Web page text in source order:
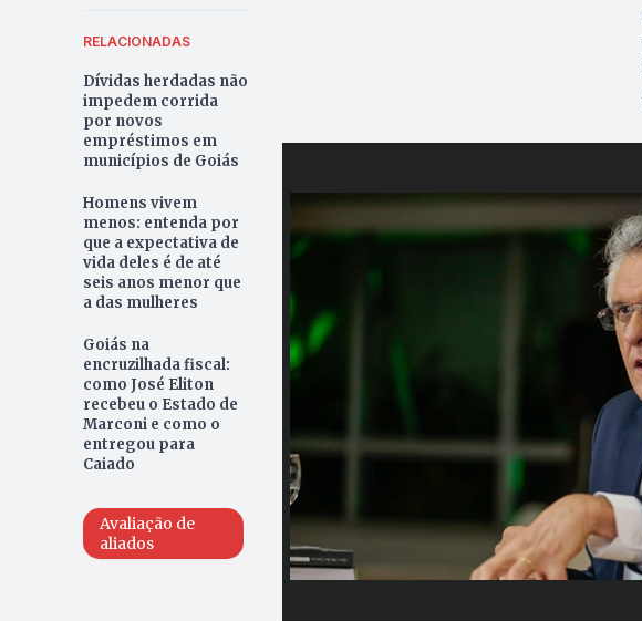
RELACIONADAS
Dívidas herdadas não
impedem corrida
por novos
empréstimos em
municípios de Goiás
Homens vivem
menos: entenda por
que a expectativa de
vida deles é de até
seis anos menor que
a das mulheres
Goiás na
encruzilhada fiscal:
como José Eliton
recebeu o Estado de
Marconi e como o
entregou para
Caiado
Avaliação de
aliados